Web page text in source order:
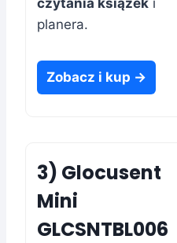
planera.
Zobacz i kup →
3) Glocusent
Mini
GLCSNTBL006